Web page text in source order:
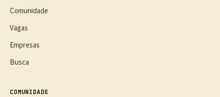
Comunidade
Vagas
Empresas
Busca
COMUNIDADE